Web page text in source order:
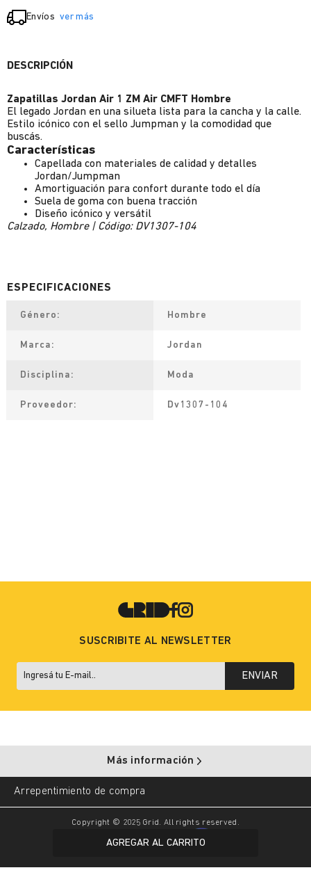
AGREGAR AL CARRITO
Envíos ver más
DESCRIPCIÓN
Zapatillas Jordan Air 1 ZM Air CMFT Hombre
El legado Jordan en una silueta lista para la cancha y la calle.
Estilo icónico con el sello Jumpman y la comodidad que
buscás.
Características
Capellada con materiales de calidad y detalles
Jordan/Jumpman
Amortiguación para confort durante todo el día
Suela de goma con buena tracción
Diseño icónico y versátil
Calzado, Hombre | Código: DV1307-104
Género Hombre
Marca Jordan
Disciplina Moda
Proveedor Dv1307-104
SUSCRIBITE AL NEWSLETTER
ENVIAR
Más información
Arrepentimiento de compra
Copyright © 2025 Grid. All rights reserved.